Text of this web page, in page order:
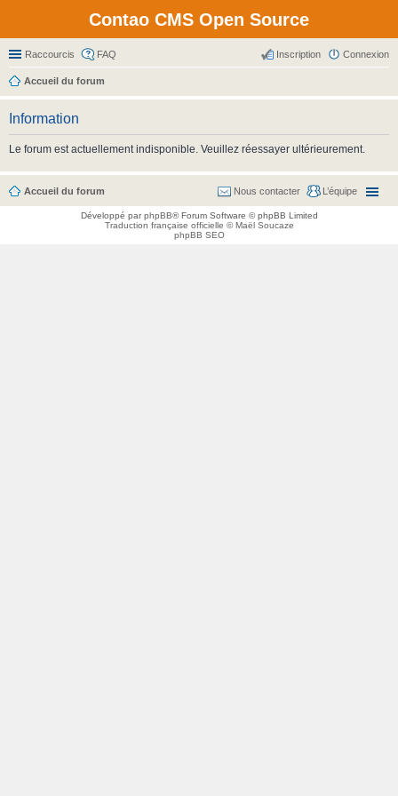
Contao CMS Open Source
Raccourcis FAQ Connexion
Inscription
Accueil du forum
Information
Le forum est actuellement indisponible. Veuillez réessayer ultérieurement.
Accueil du forum L’équipe
Nous contacter
Développé parphpBB® Forum Software © phpBB Limited
Traduction française officielle ©Maël Soucaze
phpBB SEO